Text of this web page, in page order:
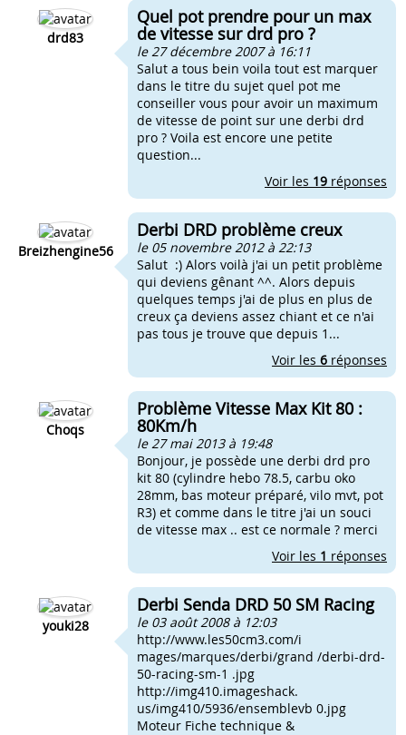
Cadre derbi xtreme et drd
Phare derbi drd
drd83
Quel pot prendre pour un max
de vitesse sur drd pro ?
le 27 décembre 2007 à 16:11
Salut a tous bein voila tout est marquer
dans le titre du sujet quel pot me
conseiller vous pour avoir un maximum
de vitesse de point sur une derbi drd
pro ? Voila est encore une petite
question...
Voir les 19 réponses
Breizhengine56
Derbi DRD problème creux
le 05 novembre 2012 à 22:13
Salut :) Alors voilà j'ai un petit problème
qui deviens gênant ^^. Alors depuis
quelques temps j'ai de plus en plus de
creux ça deviens assez chiant et ce n'ai
pas tous je trouve que depuis 1...
Voir les 6 réponses
Choqs
Problème Vitesse Max Kit 80 :
80Km/h
le 27 mai 2013 à 19:48
Bonjour, je possède une derbi drd pro
kit 80 (cylindre hebo 78.5, carbu oko
28mm, bas moteur préparé, vilo mvt, pot
R3) et comme dans le titre j'ai un souci
de vitesse max .. est ce normale ? merci
Voir les 1 réponses
youki28
Derbi Senda DRD 50 SM Racing
le 03 août 2008 à 12:03
http://www.les50cm3.com/i
mages/marques/derbi/grand /derbi-drd-
50-racing-sm-1 .jpg
http://img410.imageshack.
us/img410/5936/ensemblevb 0.jpg
Moteur Fiche technique &